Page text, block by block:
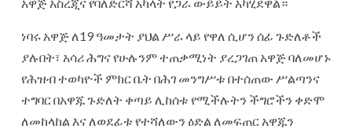
ነባሩ አዋጅ ለ19 ዓመታት ያህል ሥራ ላይ የዋለ ሲሆን ሰፊ ጉድለቶች
ያሉበት፣ አሳሪ ሕግና የሁሉንም ተጠቃሚነት ያረጋገጠ አዋጅ ባለመሆኑ
የሕዝብ ተወካዮች ምክር ቤት በሕገ መንግሥቱ በተሰጠው ሥልጣንና
ተግባር በአዋጁ ጉድለት ቀጣይ ሊከሰቱ የሚችሉትን ችግሮችን ቀድሞ
ለመከላከል እና ለወደፊቱ የተሻለውን ዕድል ለመፍጠር አዋጁን